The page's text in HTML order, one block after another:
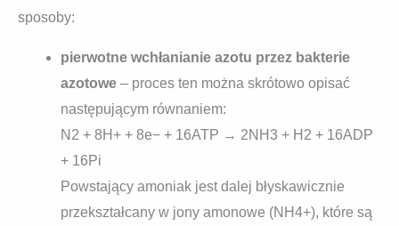
sposoby:
pierwotne wchłanianie azotu przez bakterie
azotowe – proces ten można skrótowo opisać
następującym równaniem:
N2 + 8H+ + 8e− + 16ATP → 2NH3 + H2 + 16ADP
+ 16Pi
Powstający amoniak jest dalej błyskawicznie
przekształcany w jony amonowe (NH4+), które są